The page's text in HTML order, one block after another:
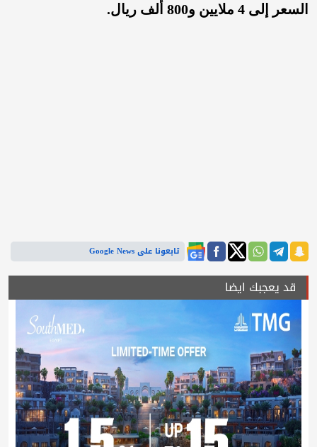
السعر إلى 4 ملايين و800 ألف ريال.
تابعونا على Google News
قد يعجبك ايضا